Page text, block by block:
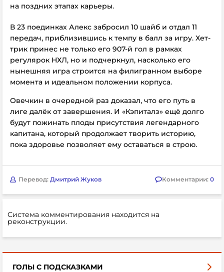
на поздних этапах карьеры.
В 23 поединках Алекс забросил 10 шайб и отдал 11
передач, приблизившись к темпу в балл за игру. Хет-
трик принес не только его 907-й гол в рамках
регулярок НХЛ, но и подчеркнул, насколько его
нынешняя игра строится на филигранном выборе
момента и идеальном положении корпуса.
Овечкин в очередной раз доказал, что его путь в
лиге далёк от завершения. И «Кэпиталз» ещё долго
будут пожинать плоды присутствия легендарного
капитана, который продолжает творить историю,
пока здоровье позволяет ему оставаться в строю.
Перевод: Дмитрий Жуков Комментарии: 0
Система комментирования находится на
реконструкции.
ГОЛЫ С ПОДСКАЗКАМИ